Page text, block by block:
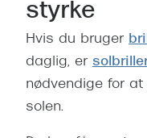
styrke
Hvis du bruger
daglig, er
nødvendige for
solen.